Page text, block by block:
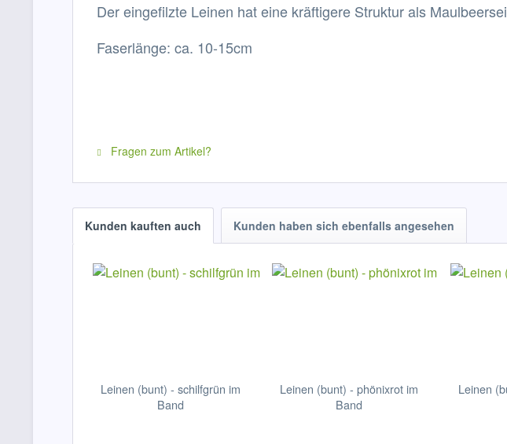
Der eingefilzte Leinen hat eine kräftigere Struktur als
Faserlänge: ca. 10-15cm
Fragen zum Artikel?
Kunden kauften auch Kunden haben sich ebenfalls angesehen
Leinen (bunt) - schilfgrün im
Band
Leinen (bunt) - phönixrot im
Band
Leinen